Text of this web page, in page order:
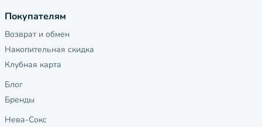
Покупателям
Возврат и обмен
Накопительная скидка
Клубная карта
Блог
Бренды
Нева-Сокс